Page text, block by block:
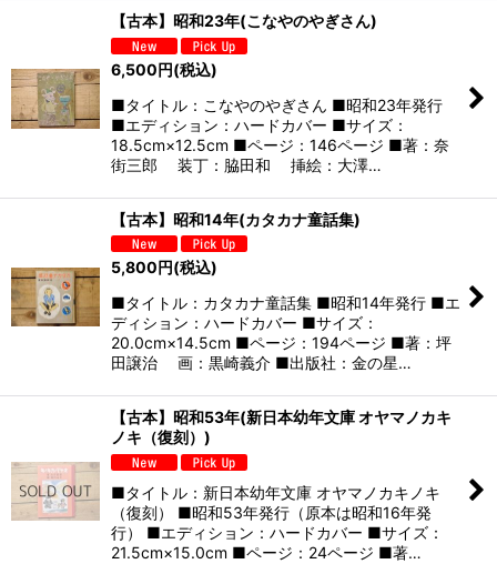
【古本】昭和23年(こなやのやぎさん)
6,500円(税込)
■タイトル：こなやのやぎさん ■昭和23年発行
■エディション：ハードカバー ■サイズ：
18.5cm×12.5cm ■ページ：146ページ ■著：奈
街三郎 装丁：脇田和 挿絵：大澤…
【古本】昭和14年(カタカナ童話集)
5,800円(税込)
■タイトル：カタカナ童話集 ■昭和14年発行 ■エ
ディション：ハードカバー ■サイズ：
20.0cm×14.5cm ■ページ：194ページ ■著：坪
田譲治 画：黒崎義介 ■出版社：金の星…
【古本】昭和53年(新日本幼年文庫 オヤマノカキ
ノキ（復刻）)
■タイトル：新日本幼年文庫 オヤマノカキノキ
（復刻） ■昭和53年発行（原本は昭和16年発
行） ■エディション：ハードカバー ■サイズ：
21.5cm×15.0cm ■ページ：24ページ ■著…